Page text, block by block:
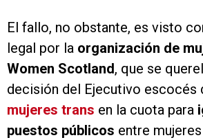
El fallo, no obstante, es visto
legal por la organización de
Women Scotland, que se
decisión del Ejecutivo escocés
mujeres trans en la cuota para
puestos públicos entre